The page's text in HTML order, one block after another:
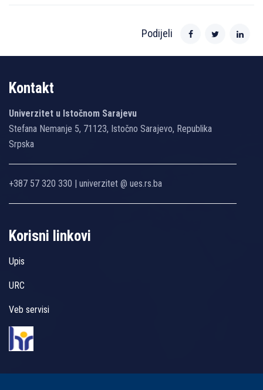
Podijeli
Kontakt
Univerzitet u Istočnom Sarajevu
Stefana Nemanje 5, 71123, Istočno Sarajevo, Republika
Srpska
+387 57 320 330 | univerzitet @ ues.rs.ba
Korisni linkovi
Upis
URC
Veb servisi